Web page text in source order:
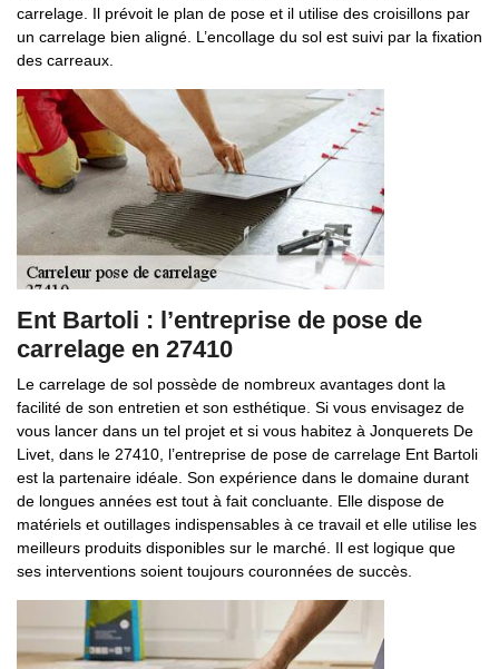
carrelage. Il prévoit le plan de pose et il utilise des croisillons par
un carrelage bien aligné. L’encollage du sol est suivi par la fixation
des carreaux.
Ent Bartoli : l’entreprise de pose de
carrelage en 27410
Le carrelage de sol possède de nombreux avantages dont la
facilité de son entretien et son esthétique. Si vous envisagez de
vous lancer dans un tel projet et si vous habitez à Jonquerets De
Livet, dans le 27410, l’entreprise de pose de carrelage Ent Bartoli
est la partenaire idéale. Son expérience dans le domaine durant
de longues années est tout à fait concluante. Elle dispose de
matériels et outillages indispensables à ce travail et elle utilise les
meilleurs produits disponibles sur le marché. Il est logique que
ses interventions soient toujours couronnées de succès.